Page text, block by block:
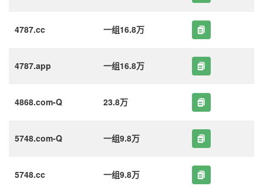
4787.cc 一组16.8万
4787.app 一组16.8万
4868.com-Q 23.8万
5748.com-Q 一组9.8万
5748.cc 一组9.8万